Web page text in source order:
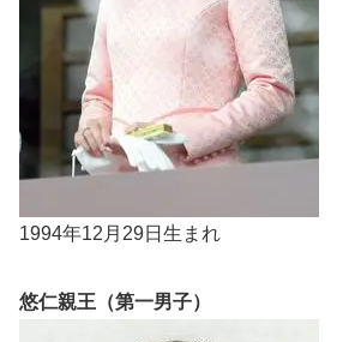
1994年12月29日生まれ
悠仁親王（第一男子）